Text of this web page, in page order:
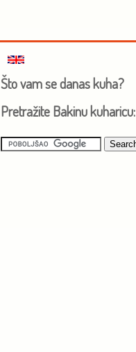
Što vam se danas kuha?
Pretražite Bakinu kuharicu: